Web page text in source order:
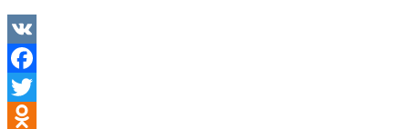
VK
Facebook
Twitter